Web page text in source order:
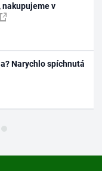
nakupujeme v
Narychlo spíchnutá